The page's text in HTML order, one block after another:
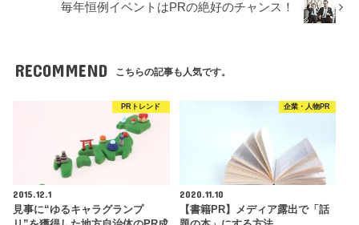
毎年恒例イベントはPRの絶好のチャンス！
RECOMMEND こちらの記事も人気です。
PRトレンド
2015.12.1
見事に“ゆるキャラグランプ
企業・人物PR
2020.11.10
【書籍PR】メディア露出で「話